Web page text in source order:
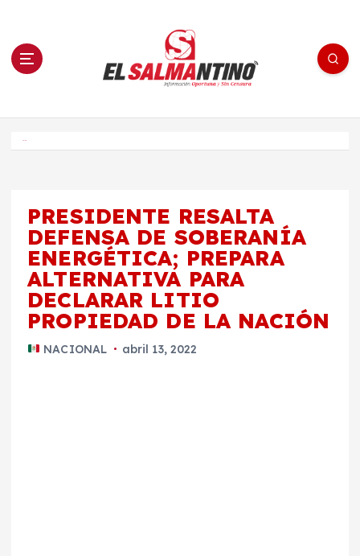
n El Salmantino - medios/noticias/editorial
PRESIDENTE RESALTA
DEFENSA DE SOBERANÍA
ENERGÉTICA; PREPARA
ALTERNATIVA PARA
DECLARAR LITIO
PROPIEDAD DE LA NACIÓN
NACIONAL abril 13, 2022